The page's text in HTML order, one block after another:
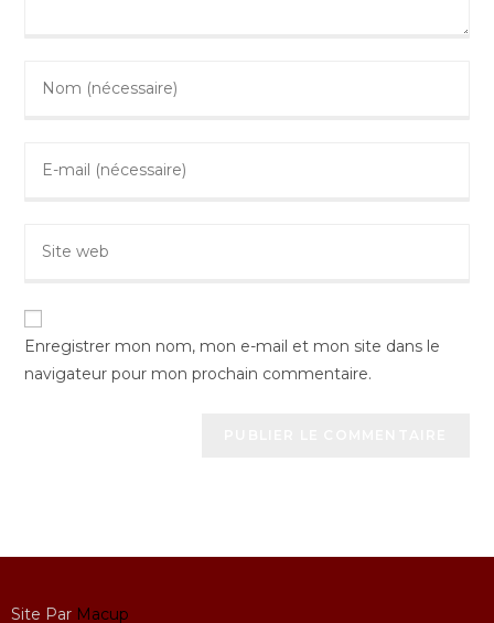
Enregistrer mon nom, mon e-mail et mon site dans le
navigateur pour mon prochain commentaire.
Site Par Macup